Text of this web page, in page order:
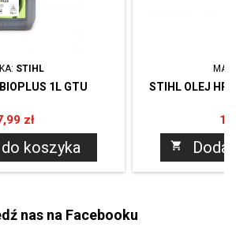
STIHL
1L GTU
zł
koszyka
STIHL OLEJ HP

nas na Facebooku